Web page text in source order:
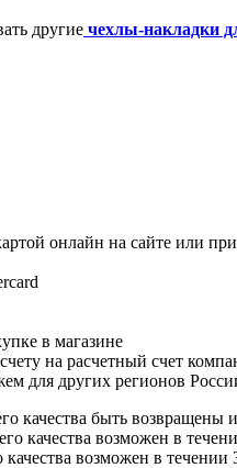
другие чехлы-накладки
онлайн на сайте или
в магазине
на расчетный счет
для других регионов
качества быть возвращены
качества возможен в
возможен в